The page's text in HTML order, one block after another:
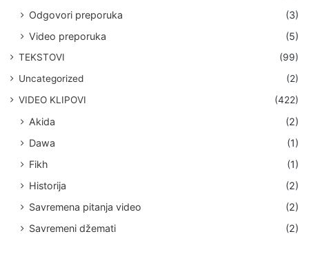
Odgovori preporuka
(3)
Video preporuka
(5)
TEKSTOVI
(99)
Uncategorized
(2)
VIDEO KLIPOVI
(422)
Akida
(2)
Dawa
(1)
Fikh
(1)
Historija
(2)
Savremena pitanja video
(2)
Savremeni džemati
(2)